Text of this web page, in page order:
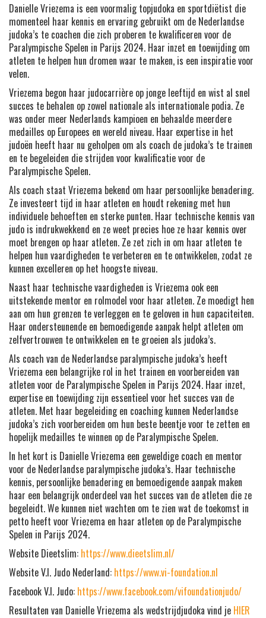
Danielle Vriezema is een voormalig topjudoka en sportdiëtist die
momenteel haar kennis en ervaring gebruikt om de Nederlandse
judoka’s te coachen die zich proberen te kwalificeren voor de
Paralympische Spelen in Parijs 2024. Haar inzet en toewijding om
atleten te helpen hun dromen waar te maken, is een inspiratie voor
velen.
Vriezema begon haar judocarrière op jonge leeftijd en wist al snel
succes te behalen op zowel nationale als internationale podia. Ze
was onder meer Nederlands kampioen en behaalde meerdere
medailles op Europees en wereld niveau. Haar expertise in het
judoën heeft haar nu geholpen om als coach de judoka’s te trainen
en te begeleiden die strijden voor kwalificatie voor de
Paralympische Spelen.
Als coach staat Vriezema bekend om haar persoonlijke benadering.
Ze investeert tijd in haar atleten en houdt rekening met hun
individuele behoeften en sterke punten. Haar technische kennis van
judo is indrukwekkend en ze weet precies hoe ze haar kennis over
moet brengen op haar atleten. Ze zet zich in om haar atleten te
helpen hun vaardigheden te verbeteren en te ontwikkelen, zodat ze
kunnen excelleren op het hoogste niveau.
Naast haar technische vaardigheden is Vriezema ook een
uitstekende mentor en rolmodel voor haar atleten. Ze moedigt hen
aan om hun grenzen te verleggen en te geloven in hun capaciteiten.
Haar ondersteunende en bemoedigende aanpak helpt atleten om
zelfvertrouwen te ontwikkelen en te groeien als judoka’s.
Als coach van de Nederlandse paralympische judoka’s heeft
Vriezema een belangrijke rol in het trainen en voorbereiden van
atleten voor de Paralympische Spelen in Parijs 2024. Haar inzet,
expertise en toewijding zijn essentieel voor het succes van de
atleten. Met haar begeleiding en coaching kunnen Nederlandse
judoka’s zich voorbereiden om hun beste beentje voor te zetten en
hopelijk medailles te winnen op de Paralympische Spelen.
In het kort is Danielle Vriezema een geweldige coach en mentor
voor de Nederlandse paralympische judoka’s. Haar technische
kennis, persoonlijke benadering en bemoedigende aanpak maken
haar een belangrijk onderdeel van het succes van de atleten die ze
begeleidt. We kunnen niet wachten om te zien wat de toekomst in
petto heeft voor Vriezema en haar atleten op de Paralympische
Spelen in Parijs 2024.
Website Dieetslim: https://www.dieetslim.nl/
Website V.I. Judo Nederland: https://www.vi-foundation.nl
Facebook V.I. Judo: https://www.facebook.com/vifoundationjudo/
Resultaten van Danielle Vriezema als wedstrijdjudoka vind je HIER